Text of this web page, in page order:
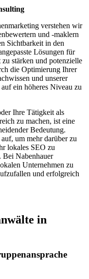
verstehen wir
und -maklern
Sichtbarkeit in den
Lösungen für
stärken und potenzielle
die Optimierung Ihrer
und unserer
ein höheres Niveau zu
Ihre Tätigkeit als
zu machen, ist eine
Bedeutung.
um mehr darüber zu
lokales SEO zu
Bei Nabenhauer
Unternehmen zu
und erfolgreich
in